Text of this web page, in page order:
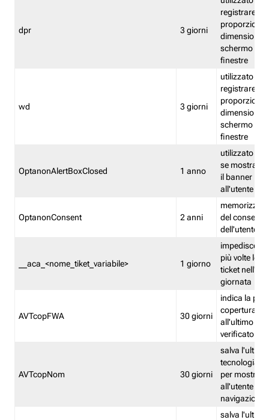
dpr 3 giorni
registrare le
proporzioni
dimensioni
schermo e
finestre
wd 3 giorni
utilizzato per
registrare le
proporzioni
dimensioni
schermo e
finestre
OptanonAlertBoxClosed 1 anno
utilizzato per
se mostrare
il banner
all'utente
OptanonConsent 2 anni
memorizza
del
dell'utente
__aca_<nome_tiket_variabile> 1 giorno
impedisce di
più volte lo
ticket
giornata
AVTcopFWA 30 giorni
indica la
copertura
all'ultimo
verificato
AVTcopNom 30 giorni
salva l'ultima
tecnologia
per
all'utente
navigazione
salva l'ultimo